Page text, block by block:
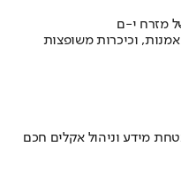
מזרח י-ם
וכיכרות משופצות
מידע וניהול אקלים חכם